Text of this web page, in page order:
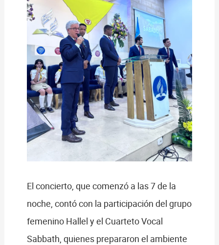
El concierto, que comenzó a las 7 de la
noche, contó con la participación del grupo
femenino Hallel y el Cuarteto Vocal
Sabbath, quienes prepararon el ambiente